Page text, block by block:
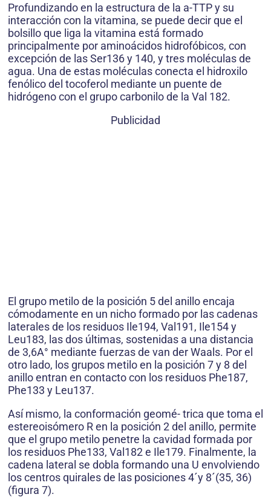
Profundizando en la estructura de la a-TTP y su
interacción con la vitamina, se puede decir que el
bolsillo que liga la vitamina está formado
principalmente por aminoácidos hidrofóbicos, con
excepción de las Ser136 y 140, y tres moléculas de
agua. Una de estas moléculas conecta el hidroxilo
fenólico del tocoferol mediante un puente de
hidrógeno con el grupo carbonilo de la Val 182.
Publicidad
El grupo metilo de la posición 5 del anillo encaja
cómodamente en un nicho formado por las cadenas
laterales de los residuos Ile194, Val191, Ile154 y
Leu183, las dos últimas, sostenidas a una distancia
de 3,6A° mediante fuerzas de van der Waals. Por el
otro lado, los grupos metilo en la posición 7 y 8 del
anillo entran en contacto con los residuos Phe187,
Phe133 y Leu137.
Así mismo, la conformación geomé- trica que toma el
estereoisómero R en la posición 2 del anillo, permite
que el grupo metilo penetre la cavidad formada por
los residuos Phe133, Val182 e Ile179. Finalmente, la
cadena lateral se dobla formando una U envolviendo
los centros quirales de las posiciones 4´y 8´(35, 36)
(figura 7).